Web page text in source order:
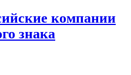
компании
знака